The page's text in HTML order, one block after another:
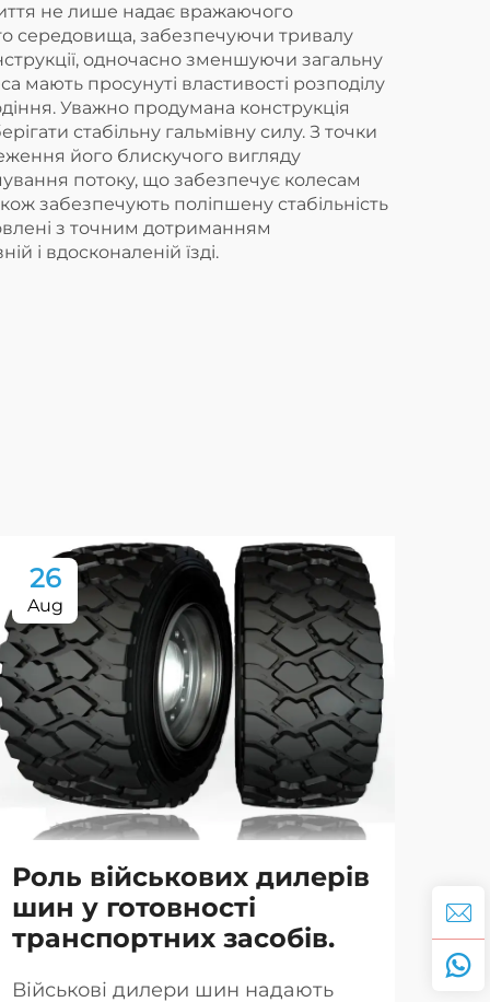
не лише надає вражаючого
середовища, забезпечуючи тривалу
одночасно зменшуючи загальну
мають просунуті властивості розподілу
Уважно продумана конструкція
стабільну гальмівну силу. З точки
його блискучого вигляду
потоку, що забезпечує колесам
забезпечують поліпшену стабільність
з точним дотриманням
і вдосконаленій їзді.
26
Aug
Роль військових дилерів
шин у готовності
транспортних засобів.
Військові дилери шин надають